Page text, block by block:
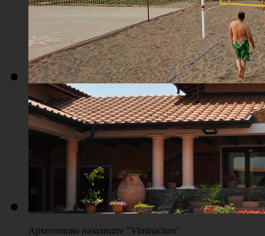
Плажа "Топољар" - Терени на песку
Археолошко назалиште "Viminacium"